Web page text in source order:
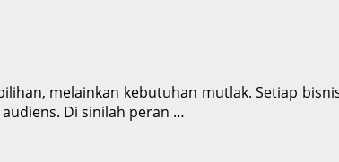
melainkan kebutuhan mutlak. Setiap
Di sinilah peran …